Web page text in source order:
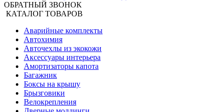
ОБРАТНЫЙ ЗВОНОК
КАТАЛОГ ТОВАРОВ
Аварийные комплекты
Автохимия
Авточехлы из экокожи
Аксессуары интерьера
Амортизаторы капота
Багажник
Боксы на крышу
Брызговики
Велокрепления